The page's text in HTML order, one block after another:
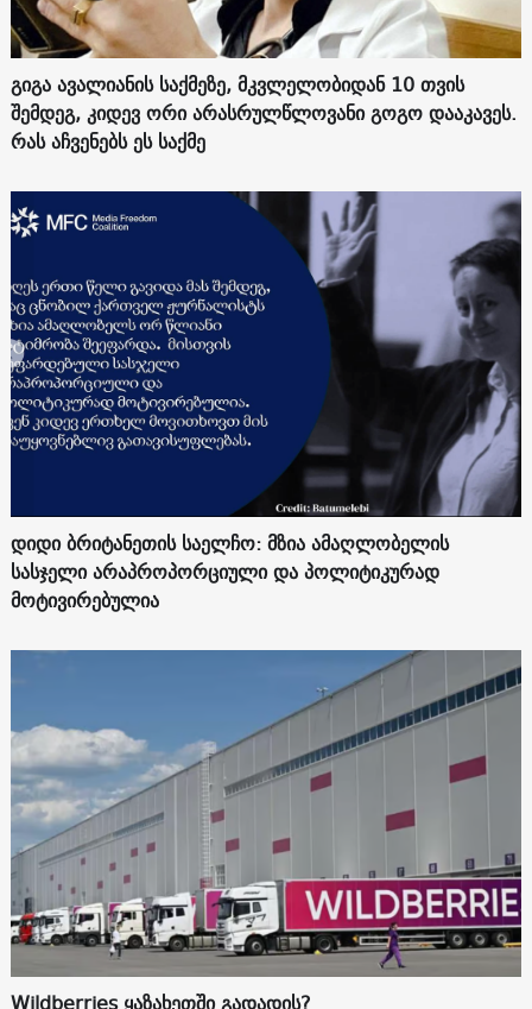
გიგა ავალიანის საქმეზე, მკვლელობიდან 10 თვის
შემდეგ, კიდევ ორი არასრულწლოვანი გოგო დააკავეს.
რას აჩვენებს ეს საქმე
დიდი ბრიტანეთის საელჩო: მზია ამაღლობელის
სასჯელი არაპროპორციული და პოლიტიკურად
მოტივირებულია